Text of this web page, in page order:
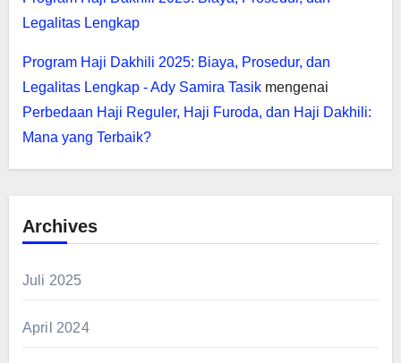
Legalitas Lengkap
Program Haji Dakhili 2025: Biaya, Prosedur, dan
Legalitas Lengkap - Ady Samira Tasikmengenai
Perbedaan Haji Reguler, Haji Furoda, dan Haji Dakhili:
Mana yang Terbaik?
Archives
Juli 2025
April 2024